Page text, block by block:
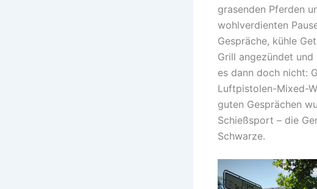
grasenden Pferden
wohlverdienten
Gespräche, kühle
Grill angezündet
es dann doch nicht:
Luftpistolen-Mixed-
guten Gesprächen
Schießsport – die
Schwarze.